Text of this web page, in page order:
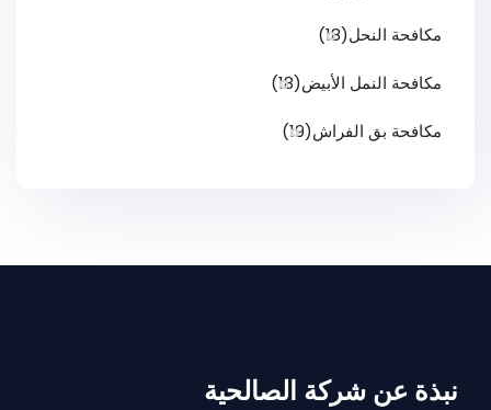
مكافحة النحل(18)
مكافحة النمل الأبيض(18)
مكافحة بق الفراش(19)
نبذة عن شركة الصالحية